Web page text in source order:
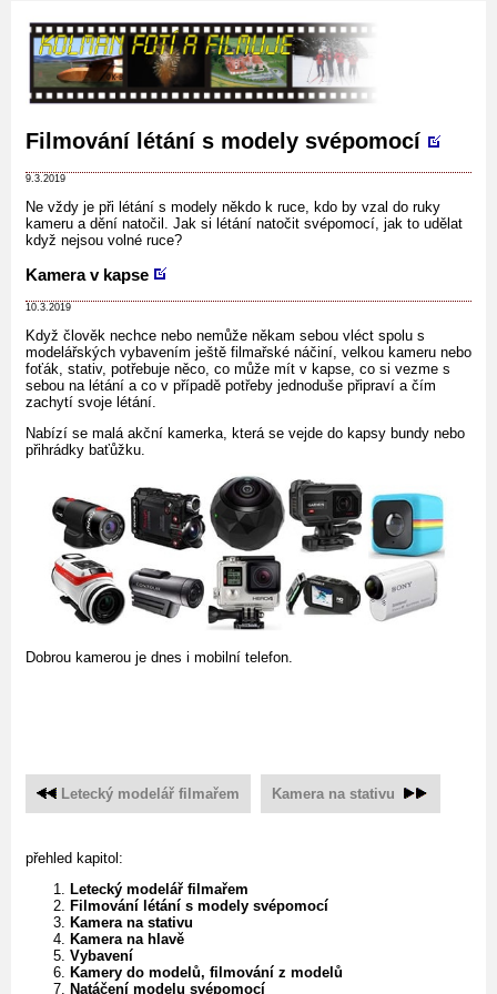
Filmování létání s modely svépomocí
9.3.2019
Ne vždy je při létání s modely někdo k ruce, kdo by vzal do ruky
kameru a dění natočil. Jak si létání natočit svépomocí, jak to udělat
když nejsou volné ruce?
Kamera v kapse
10.3.2019
Když člověk nechce nebo nemůže někam sebou vléct spolu s
modelářských vybavením ještě filmařské náčiní, velkou kameru nebo
foťák, stativ, potřebuje něco, co může mít v kapse, co si vezme s
sebou na létání a co v případě potřeby jednoduše připraví a čím
zachytí svoje létání.
Nabízí se malá akční kamerka, která se vejde do kapsy bundy nebo
přihrádky baťůžku.
Dobrou kamerou je dnes i mobilní telefon.
Letecký modelář filmařem Kamera na stativu
přehled kapitol:
Letecký modelář filmařem
Filmování létání s modely svépomocí
Kamera na stativu
Kamera na hlavě
Vybavení
Kamery do modelů, filmování z modelů
Natáčení modelu svépomocí